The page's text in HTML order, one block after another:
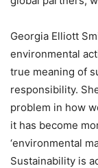
Georgia Elliott
environmental
true meaning of
responsibility.
problem in how
it has become
‘environmental
Sustainability is